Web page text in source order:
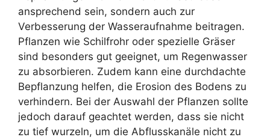
ansprechend sein, sondern auch zur
Verbesserung der Wasseraufnahme beitragen.
Pflanzen wie Schilfrohr oder spezielle Gräser
sind besonders gut geeignet, um Regenwasser
zu absorbieren. Zudem kann eine durchdachte
Bepflanzung helfen, die Erosion des Bodens zu
verhindern. Bei der Auswahl der Pflanzen sollte
jedoch darauf geachtet werden, dass sie nicht
zu tief wurzeln, um die Abflusskanäle nicht zu